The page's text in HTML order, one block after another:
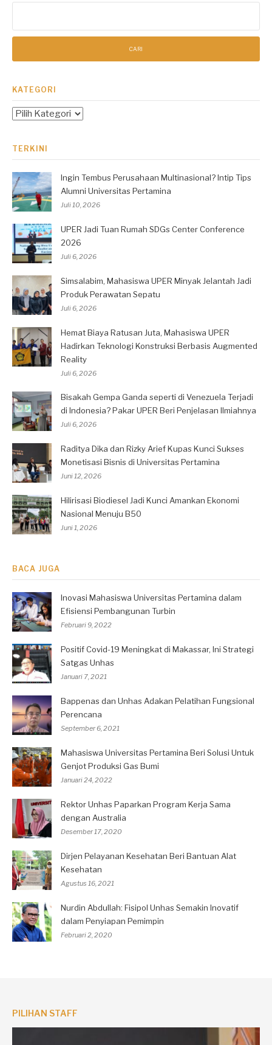
KATEGORI
Kategori
TERKINI
Ingin Tembus Perusahaan Multinasional? Intip Tips
Alumni Universitas Pertamina
Juli 10, 2026
UPER Jadi Tuan Rumah SDGs Center Conference
2026
Juli 6, 2026
Simsalabim, Mahasiswa UPER Minyak Jelantah Jadi
Produk Perawatan Sepatu
Juli 6, 2026
Hemat Biaya Ratusan Juta, Mahasiswa UPER
Hadirkan Teknologi Konstruksi Berbasis Augmented
Reality
Juli 6, 2026
Bisakah Gempa Ganda seperti di Venezuela Terjadi
di Indonesia? Pakar UPER Beri Penjelasan Ilmiahnya
Juli 6, 2026
Raditya Dika dan Rizky Arief Kupas Kunci Sukses
Monetisasi Bisnis di Universitas Pertamina
Juni 12, 2026
Hilirisasi Biodiesel Jadi Kunci Amankan Ekonomi
Nasional Menuju B50
Juni 1, 2026
BACA JUGA
Inovasi Mahasiswa Universitas Pertamina dalam
Efisiensi Pembangunan Turbin
Februari 9, 2022
Positif Covid-19 Meningkat di Makassar, Ini Strategi
Satgas Unhas
Januari 7, 2021
Bappenas dan Unhas Adakan Pelatihan Fungsional
Perencana
September 6, 2021
Mahasiswa Universitas Pertamina Beri Solusi Untuk
Genjot Produksi Gas Bumi
Januari 24, 2022
Rektor Unhas Paparkan Program Kerja Sama
dengan Australia
Desember 17, 2020
Dirjen Pelayanan Kesehatan Beri Bantuan Alat
Kesehatan
Agustus 16, 2021
Nurdin Abdullah: Fisipol Unhas Semakin Inovatif
dalam Penyiapan Pemimpin
Februari 2, 2020
PILIHAN STAFF